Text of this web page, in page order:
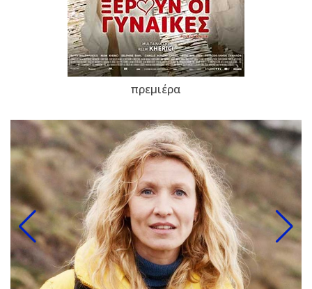
πρεμιέρα